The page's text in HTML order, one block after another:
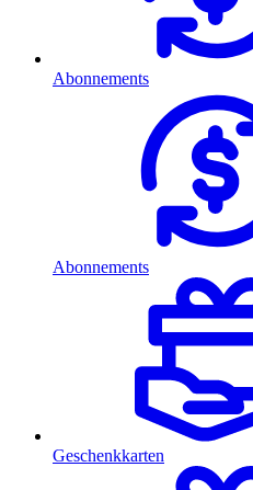
Abonnements
Abonnements
Geschenkkarten